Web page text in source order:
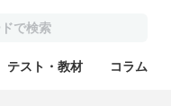
テスト・教材 コラム